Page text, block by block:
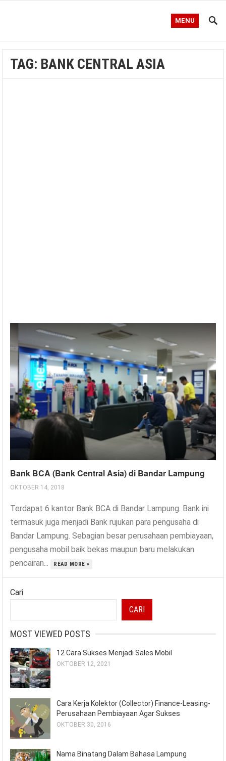
MENU
TAG: BANK CENTRAL ASIA
Bank BCA (Bank Central Asia) di Bandar Lampung
OKTOBER 14, 2018
Terdapat 6 kantor Bank BCA di Bandar Lampung. Bank ini
termasuk juga menjadi Bank rujukan para pengusaha di
Bandar Lampung. Sebagian besar perusahaan pembiayaan,
pengusaha mobil baik bekas maupun baru melakukan
pencairan...
READ MORE »
Cari
CARI
MOST VIEWED POSTS
12 Cara Sukses Menjadi Sales Mobil
OKTOBER 12, 2021
Cara Kerja Kolektor (Collector) Finance-Leasing-
Perusahaan Pembiayaan Agar Sukses
OKTOBER 30, 2016
Nama Binatang Dalam Bahasa Lampung